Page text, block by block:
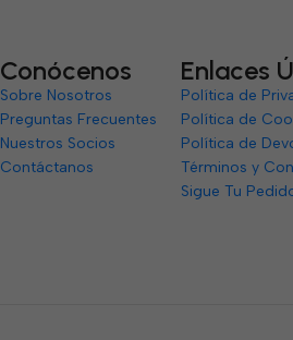
Conócenos
Sobre Nosotros
Preguntas Frecuentes
Nuestros Socios
Contáctanos
Enlaces
Política de
Política de
Política de
Términos y
Sigue Tu